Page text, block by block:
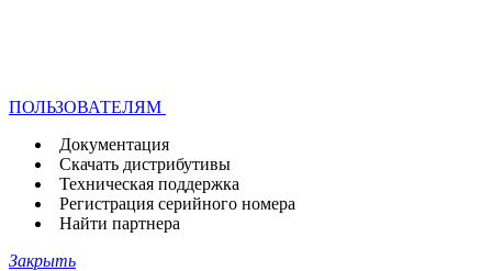
ПОЛЬЗОВАТЕЛЯМ
Документация
Скачать дистрибутивы
Техническая поддержка
Регистрация серийного номера
Найти партнера
Закрыть